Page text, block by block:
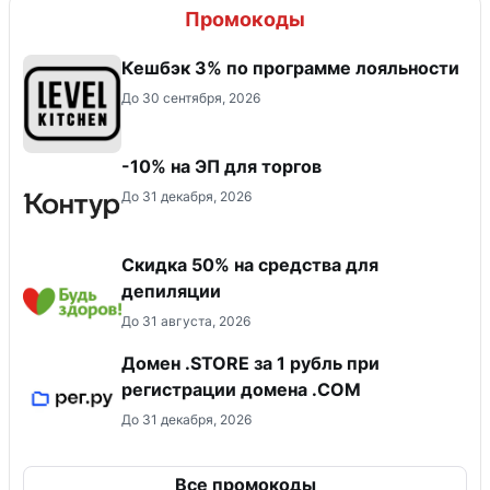
Промокоды
Кешбэк 3% по программе лояльности
До 30 сентября, 2026
-10% на ЭП для торгов
До 31 декабря, 2026
Скидка 50% на средства для
депиляции
До 31 августа, 2026
Домен .STORE за 1 рубль при
регистрации домена .COM
До 31 декабря, 2026
Все промокоды